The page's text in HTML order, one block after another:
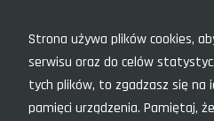
Strona używa plików cookies,
serwisu oraz do celów
tych plików, to zgadzasz się na
pamięci urządzenia. Pamiętaj,